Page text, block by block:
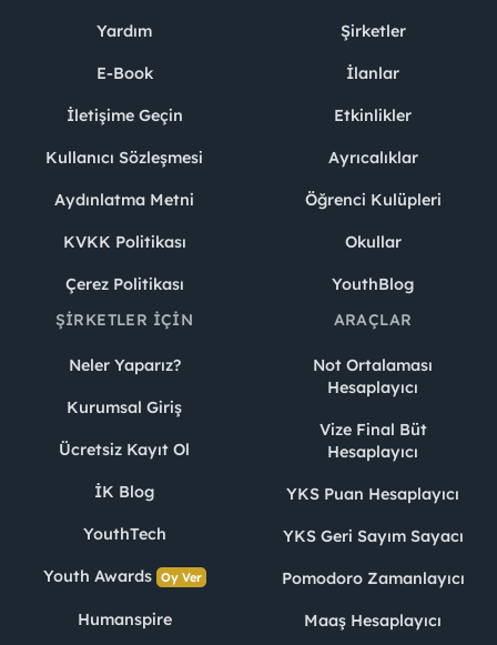
Yardım
E-Book
İletişime Geçin
Kullanıcı Sözleşmesi
Aydınlatma Metni
KVKK Politikası
Çerez Politikası
Şirketler
İlanlar
Etkinlikler
Ayrıcalıklar
Öğrenci Kulüpleri
Okullar
YouthBlog
ŞIRKETLER İÇIN
Neler Yaparız?
Kurumsal Giriş
Ücretsiz Kayıt Ol
İK Blog
YouthTech
Youth Awards Oy Ver
Humanspire
ARAÇLAR
Not Ortalaması
Hesaplayıcı
Vize Final Büt
Hesaplayıcı
YKS Puan Hesaplayıcı
YKS Geri Sayım Sayacı
Pomodoro Zamanlayıcı
Maaş Hesaplayıcı